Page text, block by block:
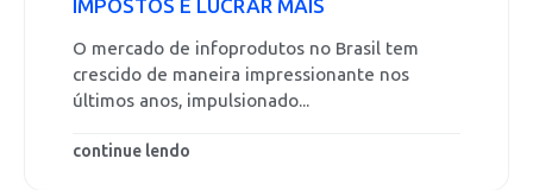
IMPOSTOS E LUCRAR MAIS
O mercado de infoprodutos no Brasil tem
crescido de maneira impressionante nos
últimos anos, impulsionado...
continue lendo